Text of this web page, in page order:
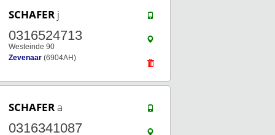
SCHAFER j
0316524713
Westeinde 90
Zevenaar (6904AH)
SCHAFERa
0316341087